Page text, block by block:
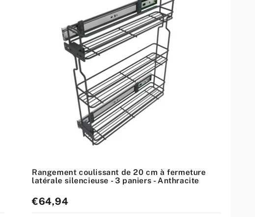
Rangement coulissant de 20 cm à fermeture
latérale silencieuse - 3 paniers - Anthracite
Prix
standard
€64,94